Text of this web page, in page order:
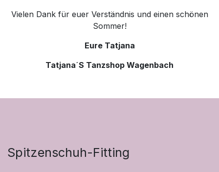
Vielen Dank für euer Verständnis und einen schönen
Sommer!
Eure Tatjana
Tatjana´S Tanzshop Wagenbach
Spitzenschuh-Fitting